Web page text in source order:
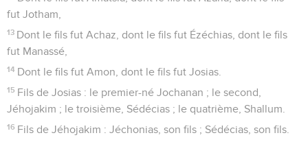
fut Jotham,
13 Dont le fils fut Achaz, dont le fils fut Ézéchias, dont le fils
fut Manassé,
14 Dont le fils fut Amon, dont le fils fut Josias.
15 Fils de Josias : le premier-né Jochanan ; le second,
Jéhojakim ; le troisième, Sédécias ; le quatrième, Shallum.
16 Fils de Jéhojakim : Jéchonias, son fils ; Sédécias, son fils.